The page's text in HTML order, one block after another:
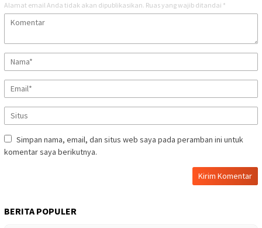
Alamat email Anda tidak akan dipublikasikan. Ruas yang wajib ditandai *
Simpan nama, email, dan situs web saya pada peramban ini untuk
komentar saya berikutnya.
BERITA POPULER